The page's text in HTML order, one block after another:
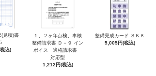
(見積)書
込)
１、２ヶ年点検、車検
整備請求書 Ｄ－９ イン
ボイス 適格請求書
対応型
1,212円(税込)
整備完成カード ＳＫＫ
5,005円(税込)